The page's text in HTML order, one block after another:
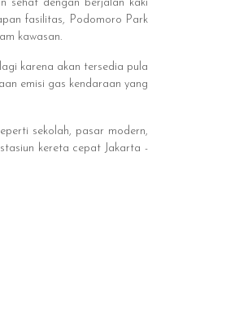
sehat dengan berjalan kaki
fasilitas, Podomoro Park
kawasan.
karena akan tersedia pula
emisi gas kendaraan yang
sekolah, pasar modern,
kereta cepat Jakarta -